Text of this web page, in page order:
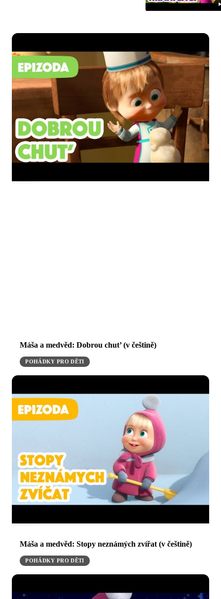
Máša a medvěd: Dobrou chut’ (v češtině)
POHÁDKY PRO DĚTI
Máša a medvěd: Stopy neznámých zvířat (v češtině)
POHÁDKY PRO DĚTI